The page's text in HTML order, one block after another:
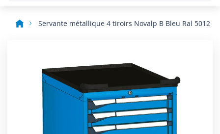
Servante métallique 4 tiroirs Novalp B Bleu Ral 5012